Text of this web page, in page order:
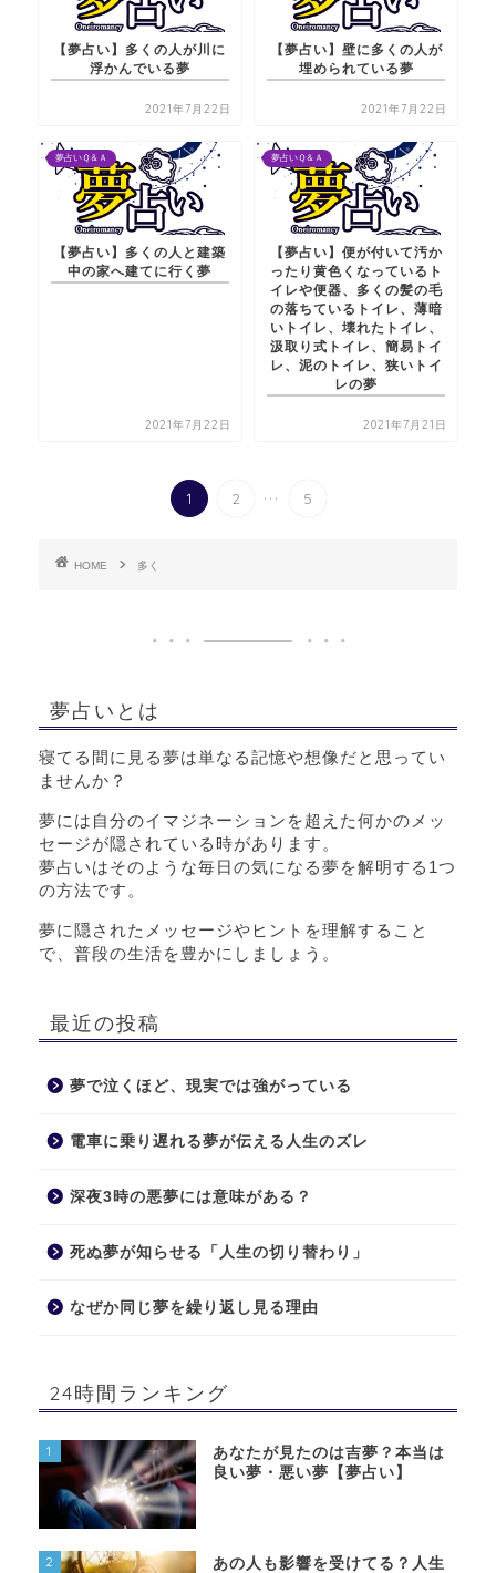
【夢占い】多くの人が川に
浮かんでいる夢
2021年7月22日
【夢占い】壁に多くの人が
埋められている夢
2021年7月22日
夢占いＱ＆Ａ
【夢占い】多くの人と建築
中の家へ建てに行く夢
2021年7月22日
夢占いＱ＆Ａ
【夢占い】便が付いて汚か
ったり黄色くなっているト
イレや便器、多くの髪の毛
の落ちているトイレ、薄暗
いトイレ、壊れたトイレ、
汲取り式トイレ、簡易トイ
レ、泥のトイレ、狭いトイ
レの夢
2021年7月21日
1 2 ... 5
HOME 多く
夢占いとは
寝てる間に見る夢は単なる記憶や想像だと思ってい
ませんか？
夢には自分のイマジネーションを超えた何かのメッ
セージが隠されている時があります。
夢占いはそのような毎日の気になる夢を解明する1つ
の方法です。
夢に隠されたメッセージやヒントを理解すること
で、普段の生活を豊かにしましょう。
最近の投稿
夢で泣くほど、現実では強がっている
電車に乗り遅れる夢が伝える人生のズレ
深夜3時の悪夢には意味がある？
死ぬ夢が知らせる「人生の切り替わり」
なぜか同じ夢を繰り返し見る理由
24時間ランキング
1
あなたが見たのは吉夢？本当は
良い夢・悪い夢【夢占い】
2
あの人も影響を受けてる？人生